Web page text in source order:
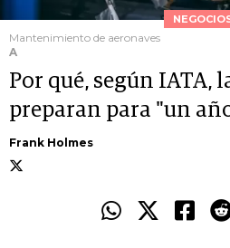
Mantenimiento de aeronaves
A
Por qué, según IATA,
preparan para "un
Frank Holmes